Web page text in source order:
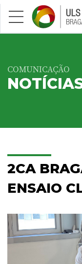
Saltar para conteúdo
COMUNICAÇÃO
2CA
ENSAIO